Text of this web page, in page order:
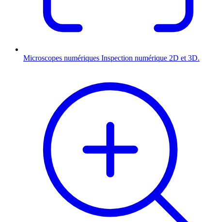
Microscopes numériques Inspection numérique 2D et 3D.